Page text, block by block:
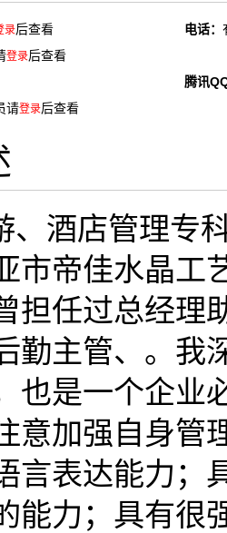
录后查看 电话：
登录后查看
腾讯
请登录后查看
、酒店管理专
市帝佳水晶工
担任过总经理
勤主管、。我
也是一个企业
意加强自身管
言表达能力；
能力；具有很